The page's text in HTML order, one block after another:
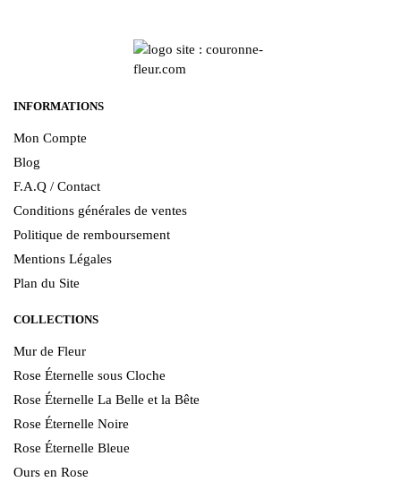
INFORMATIONS
Mon Compte
Blog
F.A.Q / Contact
Conditions générales de ventes
Politique de remboursement
Mentions Légales
Plan du Site
COLLECTIONS
Mur de Fleur
Rose Éternelle sous Cloche
Rose Éternelle La Belle et la Bête
Rose Éternelle Noire
Rose Éternelle Bleue
Ours en Rose